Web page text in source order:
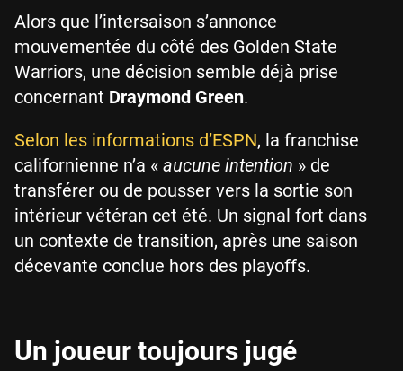
Alors que l’intersaison s’annonce
mouvementée du côté des Golden State
Warriors, une décision semble déjà prise
concernant Draymond Green.
Selon les informations d’ESPN, la franchise
californienne n’a « aucune intention » de
transférer ou de pousser vers la sortie son
intérieur vétéran cet été. Un signal fort dans
un contexte de transition, après une saison
décevante conclue hors des playoffs.
Un joueur toujours jugé